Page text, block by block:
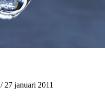
/ 27 januari 2011